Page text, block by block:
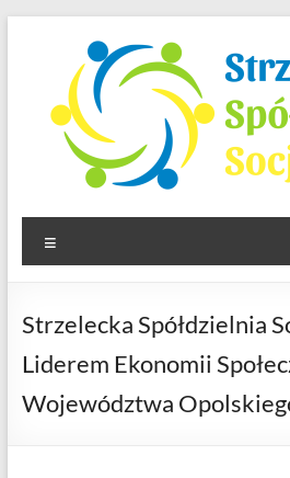
Strzelecka
Strzelecka Spółdzielnia
Liderem Ekonomii
Województwa